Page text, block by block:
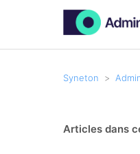
Syneton
Articles dans